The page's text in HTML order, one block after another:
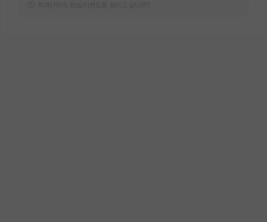
학과단위의 정보/이벤트를 알리고 싶다면?